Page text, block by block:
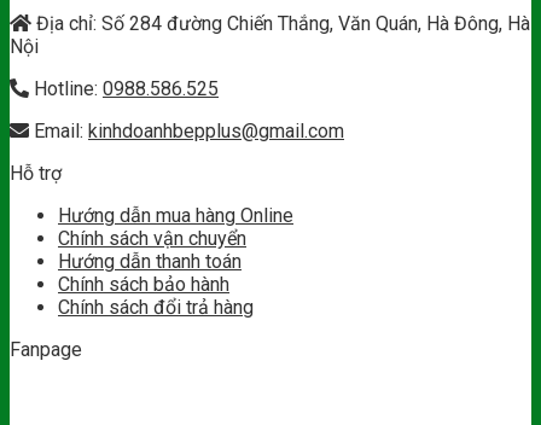
Địa chỉ: Số 284 đường Chiến Thắng, Văn Quán, Hà Đông, Hà
Nội
Hotline: 0988.586.525
Email: kinhdoanhbepplus@gmail.com
Hỗ trợ
Hướng dẫn mua hàng Online
Chính sách vận chuyển
Hướng dẫn thanh toán
Chính sách bảo hành
Chính sách đổi trả hàng
Fanpage